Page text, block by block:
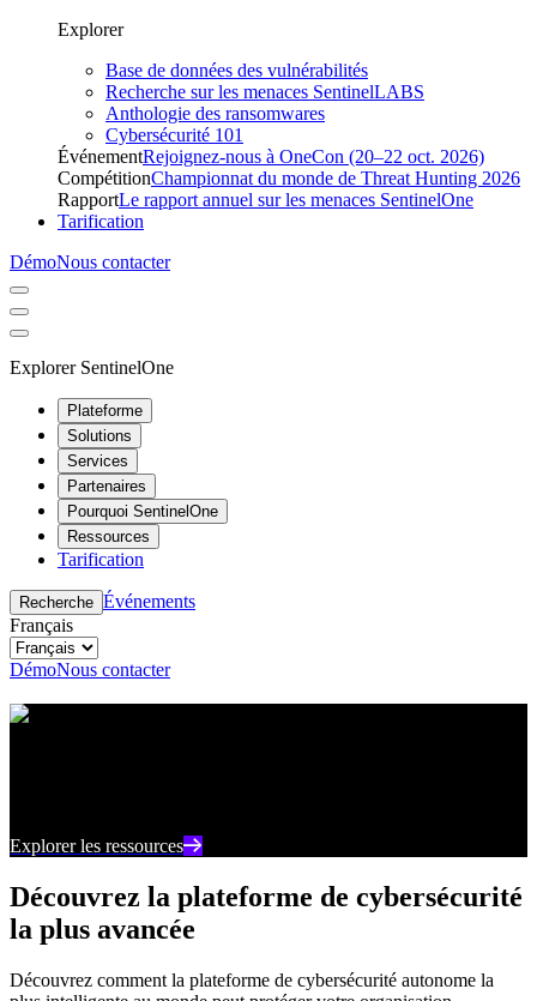
Explorer
Base de données des vulnérabilités
Recherche sur les menaces SentinelLABS
Anthologie des ransomwares
Cybersécurité 101
ÉvénementRejoignez-nous à OneCon (20–22 oct. 2026)
CompétitionChampionnat du monde de Threat Hunting 2026
RapportLe rapport annuel sur les menaces SentinelOne
Tarification
DémoNous contacter
Explorer SentinelOne
Plateforme
Solutions
Services
Partenaires
Pourquoi SentinelOne
Ressources
Tarification
Recherche Événements
Français
DémoNous contacter
Centre de ressources
Explorer les ressources
Découvrez la plateforme de cybersécurité
la plus avancée
Découvrez comment la plateforme de cybersécurité autonome la